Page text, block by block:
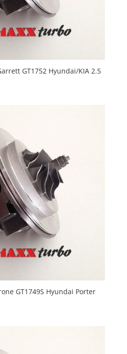
GT1752 Hyundai/KIA 2.5
GT1749S Hyundai Porter